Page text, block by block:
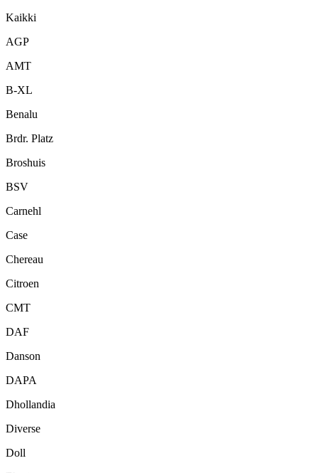
Kaikki
AGP
AMT
B-XL
Benalu
Brdr. Platz
Broshuis
BSV
Carnehl
Case
Chereau
Citroen
CMT
DAF
Danson
DAPA
Dhollandia
Diverse
Doll